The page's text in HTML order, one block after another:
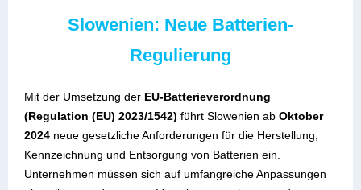
Slowenien: Neue Batterien-
Regulierung
Mit der Umsetzung der EU-Batterieverordnung
(Regulation (EU) 2023/1542) führt Slowenien ab Oktober
2024 neue gesetzliche Anforderungen für die Herstellung,
Kennzeichnung und Entsorgung von Batterien ein.
Unternehmen müssen sich auf umfangreiche Anpassungen